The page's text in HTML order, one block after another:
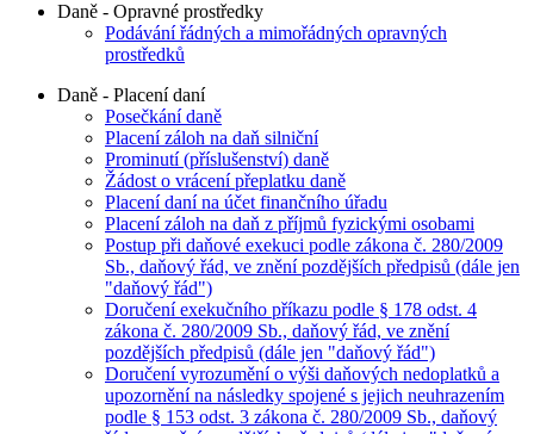
Daně - Opravné prostředky
Podávání řádných a mimořádných opravných
prostředků
Daně - Placení daní
Posečkání daně
Placení záloh na daň silniční
Prominutí (příslušenství) daně
Žádost o vrácení přeplatku daně
Placení daní na účet finančního úřadu
Placení záloh na daň z příjmů fyzickými osobami
Postup při daňové exekuci podle zákona č. 280/2009
Sb., daňový řád, ve znění pozdějších předpisů (dále jen
"daňový řád")
Doručení exekučního příkazu podle § 178 odst. 4
zákona č. 280/2009 Sb., daňový řád, ve znění
pozdějších předpisů (dále jen "daňový řád")
Doručení vyrozumění o výši daňových nedoplatků a
upozornění na následky spojené s jejich neuhrazením
podle § 153 odst. 3 zákona č. 280/2009 Sb., daňový